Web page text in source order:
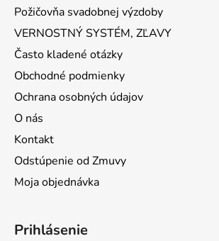
Požičovňa svadobnej výzdoby
VERNOSTNÝ SYSTÉM, ZĽAVY
Často kladené otázky
Obchodné podmienky
Ochrana osobných údajov
O nás
Kontakt
Odstúpenie od Zmuvy
Moja objednávka
Prihlásenie